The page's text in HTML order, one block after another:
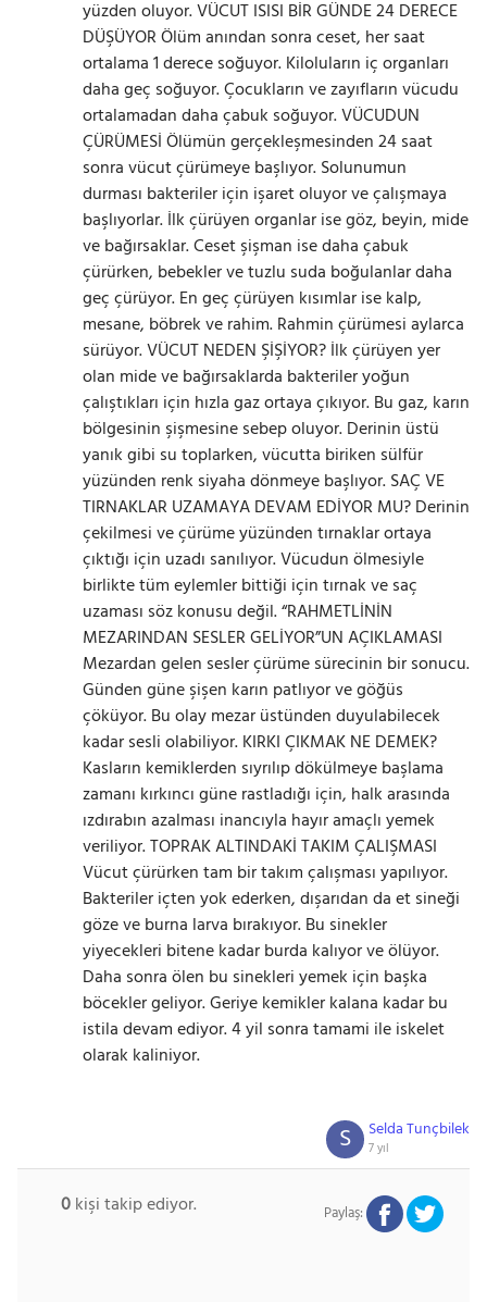
yüzden oluyor. VÜCUT ISISI BİR GÜNDE 24 DERECE
DÜŞÜYOR Ölüm anından sonra ceset, her saat
ortalama 1 derece soğuyor. Kiloluların iç organları
daha geç soğuyor. Çocukların ve zayıfların vücudu
ortalamadan daha çabuk soğuyor. VÜCUDUN
ÇÜRÜMESİ Ölümün gerçekleşmesinden 24 saat
sonra vücut çürümeye başlıyor. Solunumun
durması bakteriler için işaret oluyor ve çalışmaya
başlıyorlar. İlk çürüyen organlar ise göz, beyin, mide
ve bağırsaklar. Ceset şişman ise daha çabuk
çürürken, bebekler ve tuzlu suda boğulanlar daha
geç çürüyor. En geç çürüyen kısımlar ise kalp,
mesane, böbrek ve rahim. Rahmin çürümesi aylarca
sürüyor. VÜCUT NEDEN ŞİŞİYOR? İlk çürüyen yer
olan mide ve bağırsaklarda bakteriler yoğun
çalıştıkları için hızla gaz ortaya çıkıyor. Bu gaz, karın
bölgesinin şişmesine sebep oluyor. Derinin üstü
yanık gibi su toplarken, vücutta biriken sülfür
yüzünden renk siyaha dönmeye başlıyor. SAÇ VE
TIRNAKLAR UZAMAYA DEVAM EDİYOR MU? Derinin
çekilmesi ve çürüme yüzünden tırnaklar ortaya
çıktığı için uzadı sanılıyor. Vücudun ölmesiyle
birlikte tüm eylemler bittiği için tırnak ve saç
uzaması söz konusu değil. “RAHMETLİNİN
MEZARINDAN SESLER GELİYOR”UN AÇIKLAMASI
Mezardan gelen sesler çürüme sürecinin bir sonucu.
Günden güne şişen karın patlıyor ve göğüs
çöküyor. Bu olay mezar üstünden duyulabilecek
kadar sesli olabiliyor. KIRKI ÇIKMAK NE DEMEK?
Kasların kemiklerden sıyrılıp dökülmeye başlama
zamanı kırkıncı güne rastladığı için, halk arasında
ızdırabın azalması inancıyla hayır amaçlı yemek
veriliyor. TOPRAK ALTINDAKİ TAKIM ÇALIŞMASI
Vücut çürürken tam bir takım çalışması yapılıyor.
Bakteriler içten yok ederken, dışarıdan da et sineği
göze ve burna larva bırakıyor. Bu sinekler
yiyecekleri bitene kadar burda kalıyor ve ölüyor.
Daha sonra ölen bu sinekleri yemek için başka
böcekler geliyor. Geriye kemikler kalana kadar bu
istila devam ediyor. 4 yil sonra tamami ile iskelet
olarak kaliniyor.
Selda Tunçbilek
7 yıl
S
0kişi takip ediyor. Paylaş: